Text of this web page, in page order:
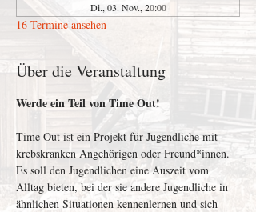
Di., 03. Nov., 20:00
16 Termine ansehen
Über die Veranstaltung
Werde ein Teil von Time Out!
Time Out ist ein Projekt für Jugendliche mit
krebskranken Angehörigen oder Freund*innen.
Es soll den Jugendlichen eine Auszeit vom
Alltag bieten, bei der sie andere Jugendliche in
ähnlichen Situationen kennenlernen und sich